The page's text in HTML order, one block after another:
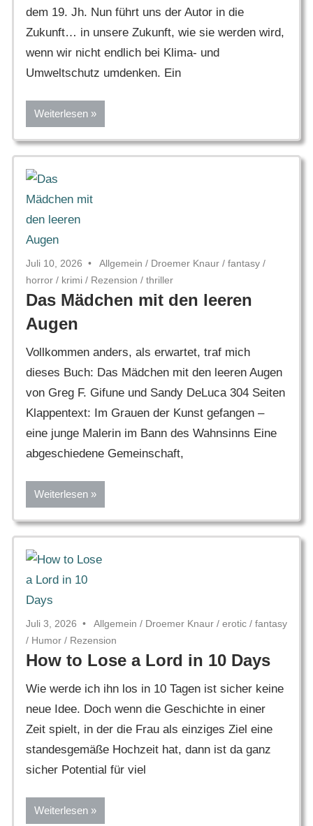
dem 19. Jh. Nun führt uns der Autor in die
Zukunft… in unsere Zukunft, wie sie werden wird,
wenn wir nicht endlich bei Klima- und
Umweltschutz umdenken. Ein
Weiterlesen
Juli 10, 2026 Allgemein / Droemer Knaur / fantasy /
horror / krimi / Rezension / thriller
Das Mädchen mit den leeren
Augen
Vollkommen anders, als erwartet, traf mich
dieses Buch: Das Mädchen mit den leeren Augen
von Greg F. Gifune und Sandy DeLuca 304 Seiten
Klappentext: Im Grauen der Kunst gefangen –
eine junge Malerin im Bann des Wahnsinns Eine
abgeschiedene Gemeinschaft,
Weiterlesen
Juli 3, 2026 Allgemein / Droemer Knaur / erotic / fantasy
/ Humor / Rezension
How to Lose a Lord in 10 Days
Wie werde ich ihn los in 10 Tagen ist sicher keine
neue Idee. Doch wenn die Geschichte in einer
Zeit spielt, in der die Frau als einziges Ziel eine
standesgemäße Hochzeit hat, dann ist da ganz
sicher Potential für viel
Weiterlesen